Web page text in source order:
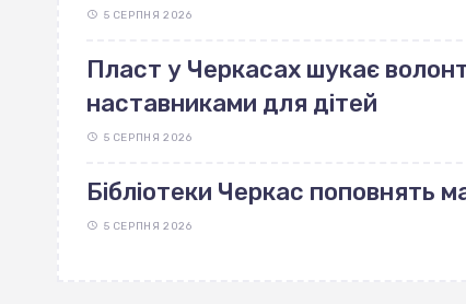
5 СЕРПНЯ 2026
Пласт у Черкасах шукає
наставниками для дітей
5 СЕРПНЯ 2026
Бібліотеки Черкас поповнять
5 СЕРПНЯ 2026